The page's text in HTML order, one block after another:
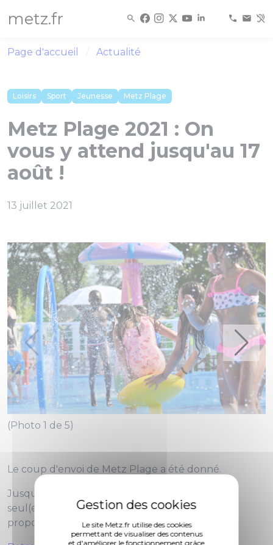
Le site Metz.fr utilise des cookies
permettant de visualiser des contenus
et d'améliorer le fonctionnement grâce
metz.fr
Page d'accueil Actualité
Loisirs Sport Jeunesse Metz Plage
Metz Plage 2021 : On
vous y attend jusqu'au 17
août !
13 juillet 2021
(Photo 1 de 5)
Le coup d'envoi de Metz Plage a été donné.
Jusqu'au 17 août, venez profiter gratuitement,
seul(e) ou en famille, des nombreuses activités
proposées !